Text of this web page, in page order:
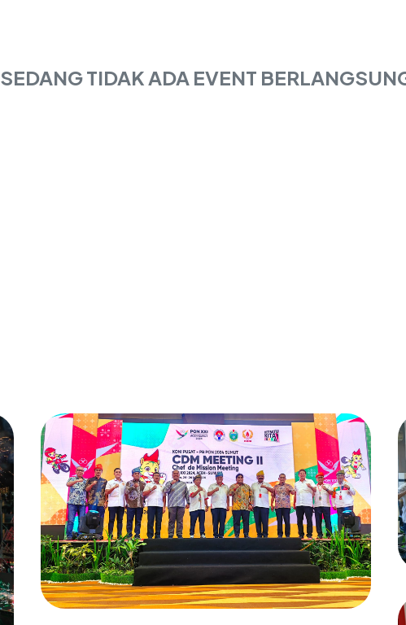
SEDANG TIDAK ADA EVENT